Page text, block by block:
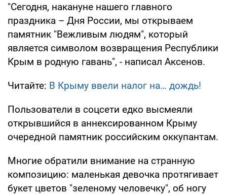
"Сегодня, накануне нашего главного
праздника – Дня России, мы открываем
памятник "Вежливым людям", который
является символом возвращения Республики
Крым в родную гавань", - написал Аксенов.
Читайте: В Крыму ввели налог на… дождь!
Пользователи в соцсети едко высмеяли
открывшийся в аннексированном Крыму
очередной памятник российским оккупантам.
Многие обратили внимание на странную
композицию: маленькая девочка протягивает
букет цветов "зеленому человечку", об ногу